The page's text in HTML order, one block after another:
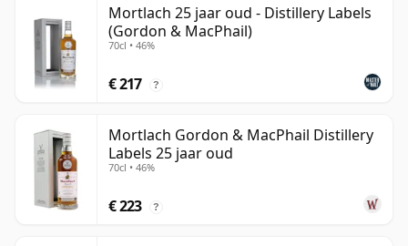
Mortlach 25 jaar oud - Distillery Labels
(Gordon & MacPhail)
70cl • 46%
€ 217 ?
Mortlach Gordon & MacPhail Distillery
Labels 25 jaar oud
70cl • 46%
€ 223 ?